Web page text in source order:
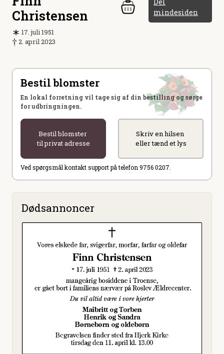
Christensen
mindesiden
17. juli 1951
2. april 2023
Bestil blomster
En lokal forretning vil tage sig af din bestilling og sørge
for udbringningen.
Bestil blomster
til privat adresse
Skriv en hilsen
eller tænd et lys
Ved spørgsmål kontakt support på telefon 9756 0207.
Dødsannoncer